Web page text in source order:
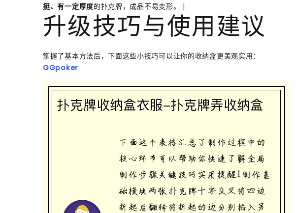
挺、有一定厚度的扑克牌，成品不易变形。 |
升级技巧与使用建议
掌握了基本方法后，下面这些小技巧可以让你的收纳盒更美观实用：
GGpoker